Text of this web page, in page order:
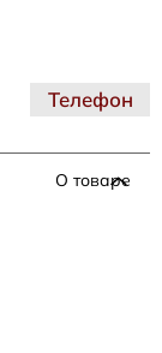
О товаре
Телефон